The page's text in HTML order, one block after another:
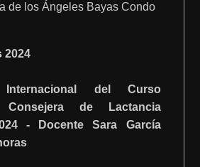
de los Ángeles Bayas Condo
2024
Internacional del Curso
de Lactancia
- Docente Sara García